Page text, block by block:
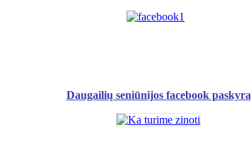
Daugailių seniūnijos facebook paskyra